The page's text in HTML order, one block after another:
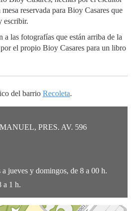
reservada para Bioy Casares que
escribir.
a las fotografías que están arriba de la
el propio Bioy Casares para un libro
del barrio Recoleta.
PRES. AV. 596
jueves y domingos, de 8 a 00 h.
a 1 h.